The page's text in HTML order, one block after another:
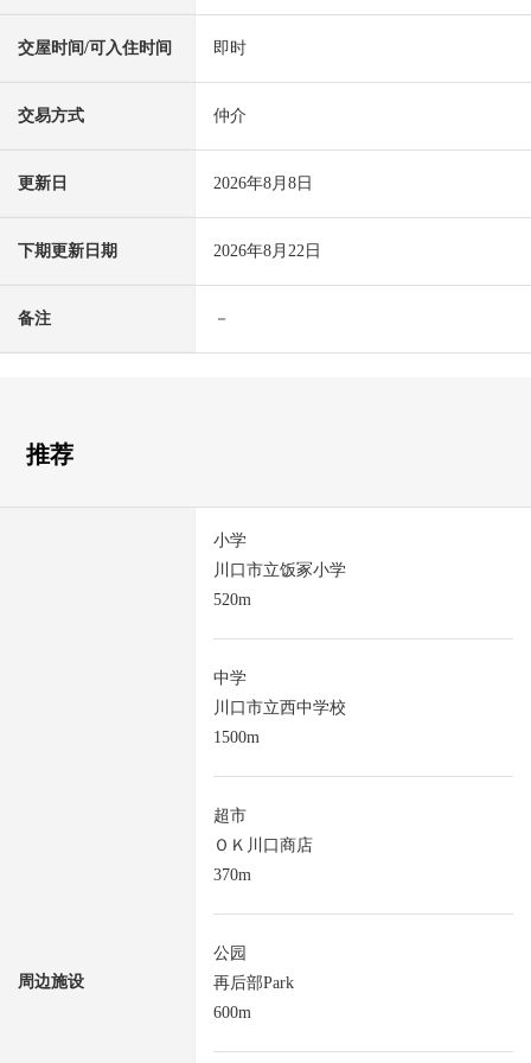
交屋时间/可入住时间 即时
交易方式 仲介
更新日 2026年8月8日
下期更新日期 2026年8月22日
备注 －
推荐
周边施设
小学
川口市立饭冢小学
520m
中学
川口市立西中学校
1500m
超市
ＯＫ川口商店
370m
公园
再后部Park
600m